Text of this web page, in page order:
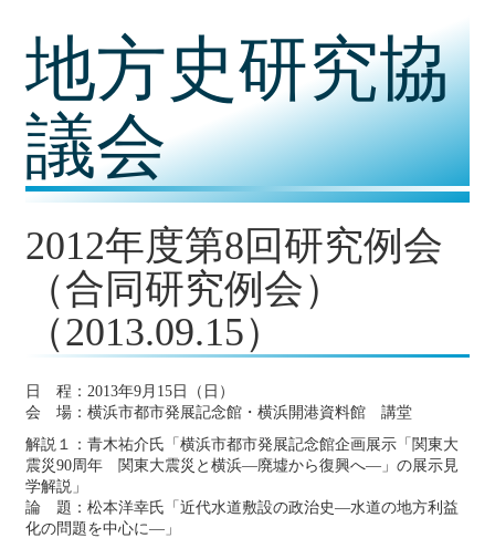
地方史研究協
議会
2012年度第8回研究例会
（合同研究例会）
（2013.09.15）
日 程：2013年9月15日（日）
会 場：横浜市都市発展記念館・横浜開港資料館 講堂
解説１：青木祐介氏「横浜市都市発展記念館企画展示「関東大
震災90周年 関東大震災と横浜―廃墟から復興へ―」の展示見
学解説」
論 題：松本洋幸氏「近代水道敷設の政治史―水道の地方利益
化の問題を中心に―」